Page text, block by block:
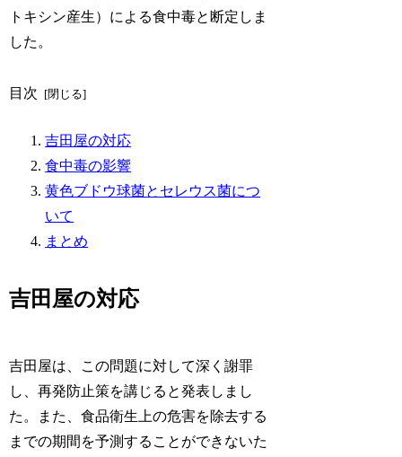
トキシン産生）による食中毒と断定しま
した。
目次
吉田屋の対応
食中毒の影響
黄色ブドウ球菌とセレウス菌につ
いて
まとめ
吉田屋の対応
吉田屋は、この問題に対して深く謝罪
し、再発防止策を講じると発表しまし
た。また、食品衛生上の危害を除去する
までの期間を予測することができないた